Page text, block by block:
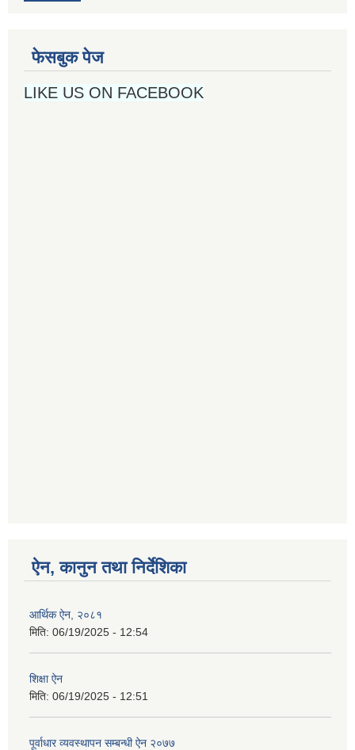
फेसबुक पेज
LIKE US ON FACEBOOK
ऐन, कानुन तथा निर्देशिका
आर्थिक ऐन, २०८१
मिति: 06/19/2025 - 12:54
शिक्षा ऐन
मिति: 06/19/2025 - 12:51
पूर्वाधार व्यवस्थापन सम्बन्धी ऐन २०७७